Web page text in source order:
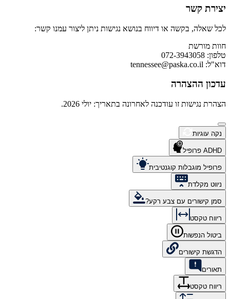
יצירת קשר
לכל שאלה, בקשה או דיווח בנושא נגישות ניתן ליצור עמנו קשר:
חוות מורשת
טלפון: 072-3943058
דוא"ל: tennessee@paska.co.il
עדכון ההצהרה
הצהרת נגישות זו עודכנה לאחרונה בתאריך: יולי 2026.
נקה עוגיות
ADHD פרופיל
פרופיל מוגבלות קוגנטיבית
ניווט מקלדת
סמן קישורים עם צבע רקע?
ריווח טקסט
ביטול הנפשות
הדגשת קישורים
תאורים
ריווח טקסט